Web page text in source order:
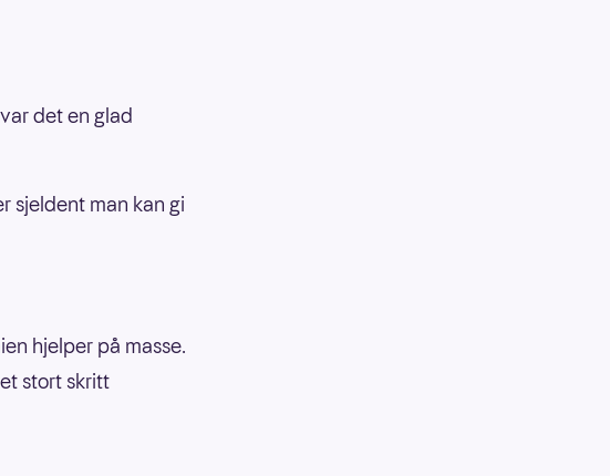
det en glad
sjeldent man kan gi
hjelper på masse.
stort skritt